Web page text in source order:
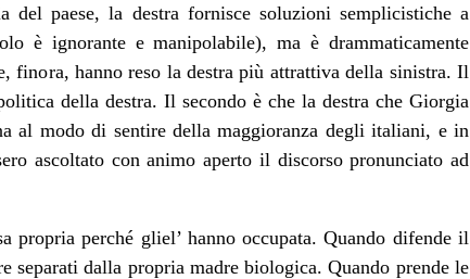
paese, la destra fornisce soluzioni semplicistiche a
è ignorante e manipolabile), ma è drammaticamente
finora, hanno reso la destra più attrattiva della sinistra. Il
della destra. Il secondo è che la destra che Giorgia
al modo di sentire della maggioranza degli italiani, e in
ascoltato con animo aperto il discorso pronunciato ad
propria perché gliel’ hanno occupata. Quando difende il
separati dalla propria madre biologica. Quando prende le